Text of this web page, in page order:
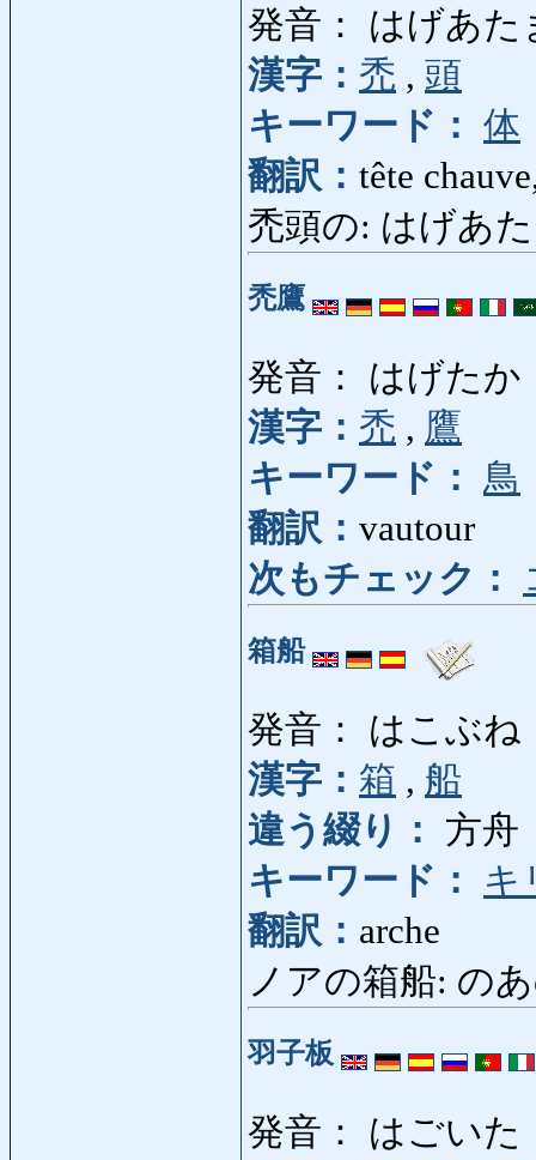
発音： はげあた
漢字： 禿 , 頭
キーワード： 体
翻訳： tête
禿頭の: はげあ
禿鷹
発音： はげたか
漢字： 禿 , 鷹
キーワード：
鳥
翻訳： vautour
次もチェック：
箱船
発音： はこぶね
漢字： 箱 , 船
違う綴り：
方舟
キーワード：
キ
翻訳： arche
ノアの箱船: の
羽子板
発音： はごいた